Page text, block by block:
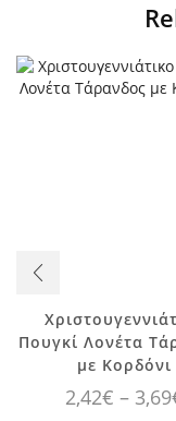
Πουγκί Λονέτα
με Κορδόνι
2,42€ – 3,69
Αυτό το
προϊόν έχει
πολλαπλές
παραλλαγές.